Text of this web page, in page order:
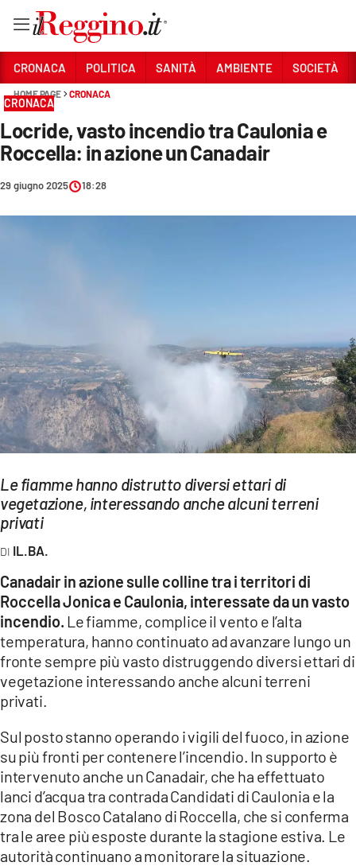
Sezioni
CRONACA
EVENTI
SPORT
Streaming
LAC TV
LAC NETWORK
LAC ONAIR
LaC
Network
LACPLAY.IT
LACTV.IT
LACONAIR.IT
LACITYMAG.IT
ILREGGINO.IT
COSENZACHANNEL.IT
ILVIBONESE.IT
CRONACA POLITICA SANITÀ AMBIENTE SOCIETÀ
HOME PAGE CRONACA
CRONACA
Locride, vasto incendio tra Caulonia e
Roccella: in azione un Canadair
29 giugno 2025 18:28
Le fiamme hanno distrutto diversi ettari di
vegetazione, interessando anche alcuni terreni
privati
IL.BA.
Canadair in azione sulle colline tra i territori di
Roccella Jonica e Caulonia, interessate da un vasto
incendio. Le fiamme, complice il vento e l’alta
temperatura, hanno continuato ad avanzare lungo un
fronte sempre più vasto distruggendo diversi ettari di
vegetazione interessando anche alcuni terreni
privati.
Sul posto stanno operando i vigili del fuoco, in azione
su più fronti per contenere l’incendio. In supporto è
intervenuto anche un Canadair, che ha effettuato
lanci d’acqua tra contrada Candidati di Caulonia e la
zona del Bosco Catalano di Roccella, che si conferma
tra le aree più esposte durante la stagione estiva. Le
autorità continuano a monitorare la situazione.